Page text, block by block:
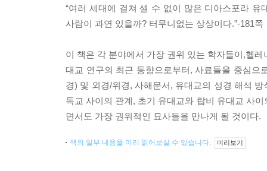
“여러 세대에 걸쳐 셀 수 없이 많은 디아스포라
사람이 과연 있을까? 터무니없는 상상이다.”-181쪽
이 책은 각 분야에서 가장 권위 있는 학자들이,헬
대교 연구의 최근 동향으로부터, 사료들을 중심으
경) 및 외경/위경, 사해문서, 유대교의 성경 해석
독교 사이의 관계, 초기 유대교와 랍비 유대교 사
면서도 가장 권위적인 묘사들을 만나게 될 것이다.
책의 일부 내용을 미리 읽어보실 수 있습니다. 미리보기